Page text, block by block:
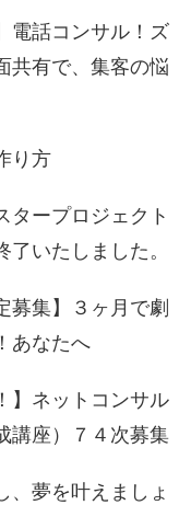
電話コンサル！ズ
共有で、集客の悩
り方
タープロジェクト
いたしました。
募集】３ヶ月で劇
あなたへ
】ネットコンサル
講座）７４次募集
、夢を叶えましょ